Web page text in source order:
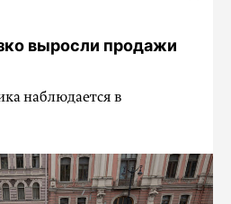
выросли продажи
наблюдается в